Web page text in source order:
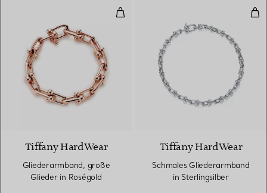
Gliederarmband, große Glieder
Tiffany HardWear
Gliederarmband, große
Glieder in Roségold
Tiffany HardWear
Schmales Gliederarmband
in Sterlingsilber